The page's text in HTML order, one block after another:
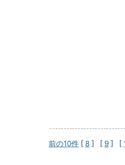
前の10件 [ 8 ] [ 9 ] [